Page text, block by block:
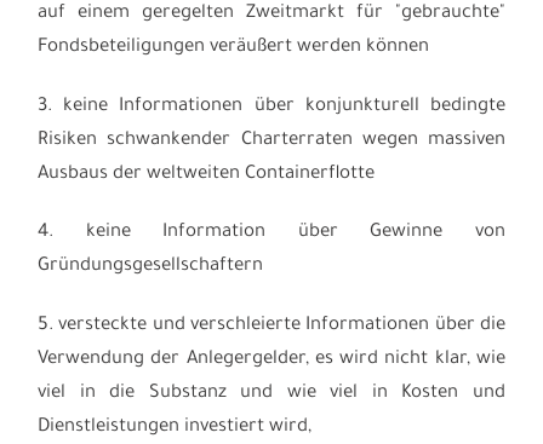
auf einem geregelten Zweitmarkt für "gebrauchte"
Fondsbeteiligungen veräußert werden können
3. keine Informationen über konjunkturell bedingte
Risiken schwankender Charterraten wegen massiven
Ausbaus der weltweiten Containerflotte
4. keine Information über Gewinne von
Gründungsgesellschaftern
5. versteckte und verschleierte Informationen über die
Verwendung der Anlegergelder, es wird nicht klar, wie
viel in die Substanz und wie viel in Kosten und
Dienstleistungen investiert wird,